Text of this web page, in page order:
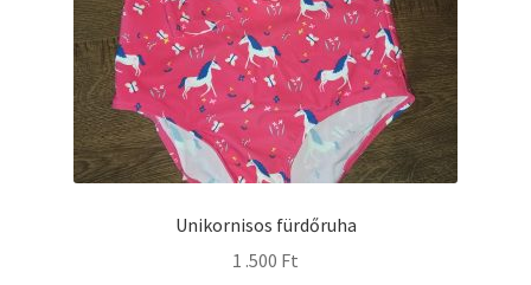
Unikornisos fürdőruha
1 .500 Ft